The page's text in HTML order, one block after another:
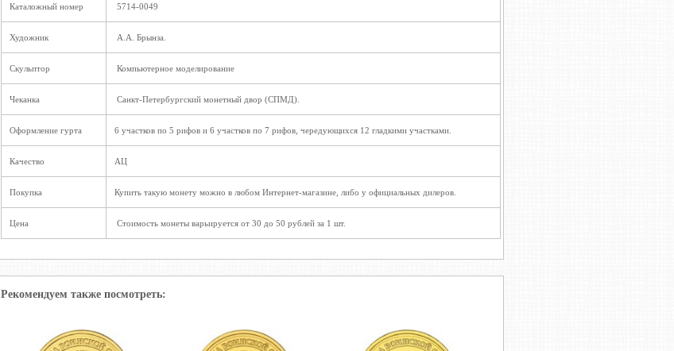
Каталожный номер 5714-0049
Художник А.А. Брынза.
Скульптор Компьютерное моделирование
Чеканка Санкт-Петербургский монетный двор (СПМД).
Оформление гурта 6 участков по 5 рифов и 6 участков по 7 рифов, чередующихся 12 гладкими участками.
Качество АЦ
Покупка Купить такую монету можно в любом Интернет-магазине, либо у официальных дилеров.
Цена Стоимость монеты варьируется от 30 до 50 рублей за 1 шт.
Рекомендуем также посмотреть: